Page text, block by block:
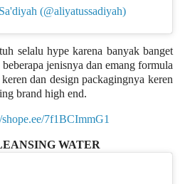
(@aliyatussadiyah)
selalu hype karena banyak banget
jenisnya dan emang formula
dan design packagingnya keren
brand high end.
7f1BCImmG1
WATER